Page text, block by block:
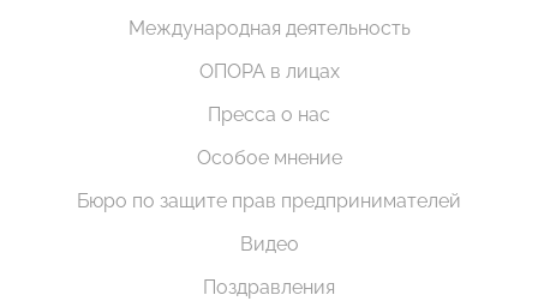
Международная деятельность
ОПОРА в лицах
Пресса о нас
Особое мнение
Бюро по защите прав предпринимателей
Видео
Поздравления